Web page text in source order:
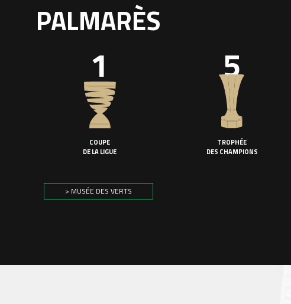
PALMARÈS
1
COUPE
DE LA LIGUE
5
TROPHÉE
DES CHAMPIONS
> MUSÉE DES VERTS